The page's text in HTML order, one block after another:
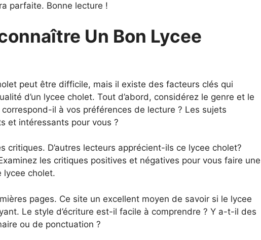
parfaite. Bonne lecture !
Un Bon Lycee
peut être difficile, mais il existe des facteurs clés qui
d’un lycee cholet. Tout d’abord, considérez le genre et le
il à vos préférences de lecture ? Les sujets
et intéressants pour vous ?
critiques. D’autres lecteurs apprécient-ils ce lycee cholet?
les critiques positives et négatives pour vous faire une
lycee cholet.
pages. Ce site un excellent moyen de savoir si le lycee
Le style d’écriture est-il facile à comprendre ? Y a-t-il des
ou de ponctuation ?